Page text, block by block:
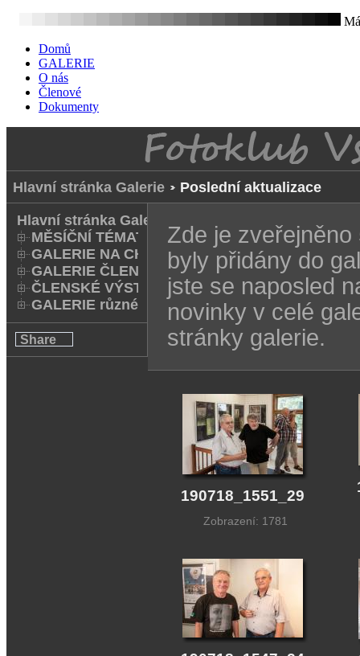
Domů
GALERIE
O nás
Členové
Dokumenty
Hlavní stránka Galerie Poslední aktualizace
Hlavní stránka Galerie
MĚSÍČNÍ TÉMATA
GALERIE NA CHODNÍKU
GALERIE ČLENŮ
ČLENSKÉ VÝSTAVY A FOTO Q
GALERIE různé
Share
Zde je
byly přidány do
jste se naposled
novinky v celé
stránky galerie.
190718_1551_29
Zobrazení: 1781